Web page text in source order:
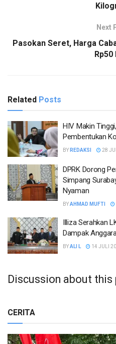
Next
Pasokan Seret, Harga
Rp50
Related Posts
HIV Makin
Pembentukan
BY REDAKSI 28
DPRK Dorong
Simpang
Nyaman
BYAHMAD MUFTI
Illiza Serahkan
Dampak
BYALI L 14 JULI
Discussion about this
CERITA